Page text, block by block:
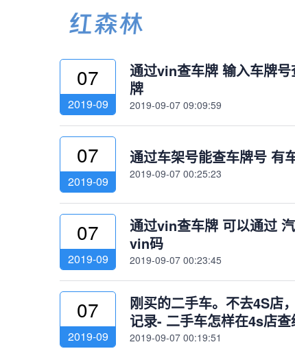
07
2019-09
通过vin查车牌 输入车牌
牌
2019-09-07 09:09:59
07
2019-09
通过车架号能查车牌号 有
2019-09-07 00:25:23
07
2019-09
通过vin查车牌 可以通过
vin码
2019-09-07 00:23:45
07
2019-09
刚买的二手车。不去4S店
记录- 二手车怎样在4s店
2019-09-07 00:19:51